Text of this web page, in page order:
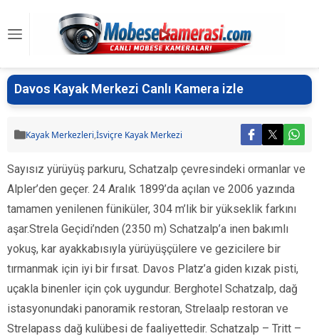
Davos Kayak Merkezi Canlı Kamera izle
Kayak Merkezleri,İsviçre Kayak Merkezi
Sayısız yürüyüş parkuru, Schatzalp çevresindeki ormanlar ve
Alpler’den geçer. 24 Aralık 1899’da açılan ve 2006 yazında
tamamen yenilenen füniküler, 304 m’lik bir yükseklik farkını
aşar.Strela Geçidi’nden (2350 m) Schatzalp’a inen bakımlı
yokuş, kar ayakkabısıyla yürüyüşçülere ve gezicilere bir
tırmanmak için iyi bir fırsat. Davos Platz’a giden kızak pisti,
uçakla binenler için çok uygundur. Berghotel Schatzalp, dağ
istasyonundaki panoramik restoran, Strelaalp restoran ve
Strelapass dağ kulübesi de faaliyettedir. Schatzalp – Tritt –